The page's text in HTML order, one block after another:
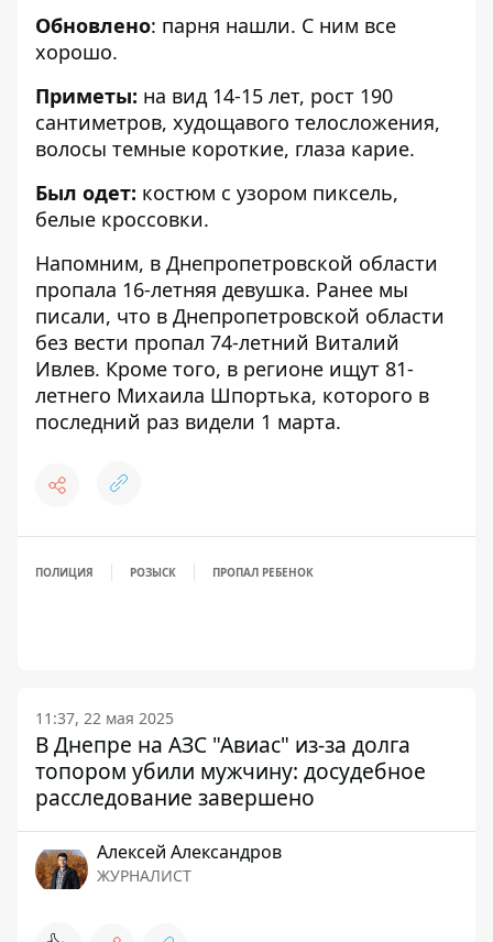
Обновлено: парня нашли. С ним все
хорошо.
Приметы: на вид 14-15 лет, рост 190
сантиметров, худощавого телосложения,
волосы темные короткие, глаза карие.
Был одет: костюм с узором пиксель,
белые кроссовки.
Напомним, в Днепропетровской области
пропала 16-летняя девушка. Ранее мы
писали, что в Днепропетровской области
без вести пропал 74-летний Виталий
Ивлев. Кроме того, в регионе ищут 81-
летнего Михаила Шпортька, которого в
последний раз видели 1 марта.
ПОЛИЦИЯ РОЗЫСК ПРОПАЛ РЕБЕНОК
11:37, 22 мая 2025
В Днепре на АЗС "Авиас" из-за долга
топором убили мужчину: досудебное
расследование завершено
Алексей Александров
ЖУРНАЛИСТ